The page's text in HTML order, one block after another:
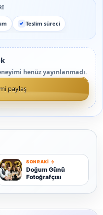
Teslim süreci
henüz yayınlanmadı.
paylaş
D
SONRAKI →
Doğum Günü
Fotoğrafçısı